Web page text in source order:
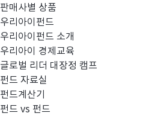
판매사별 상품
우리아이펀드
우리아이펀드 소개
우리아이 경제교육
글로벌 리더 대장정 캠프
펀드 자료실
펀드계산기
펀드 vs 펀드
펀드계산기